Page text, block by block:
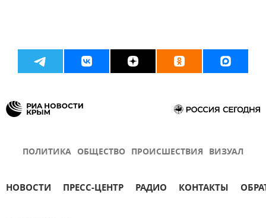
ПОЛИТИКА ОБЩЕСТВО ПРОИСШЕСТВИЯ ВИЗУАЛ
НОВОСТИ ПРЕСС-ЦЕНТР РАДИО КОНТАКТЫ